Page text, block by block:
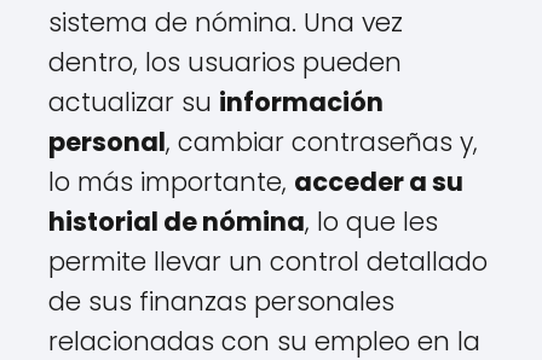
sistema de nómina. Una vez
dentro, los usuarios pueden
actualizar su información
personal, cambiar contraseñas y,
lo más importante, acceder a su
historial de nómina, lo que les
permite llevar un control detallado
de sus finanzas personales
relacionadas con su empleo en la